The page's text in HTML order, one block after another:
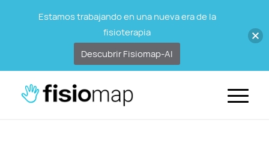
Estamos trabajando en una nueva era de la
fisioterapia
Descubrir Fisiomap-AI